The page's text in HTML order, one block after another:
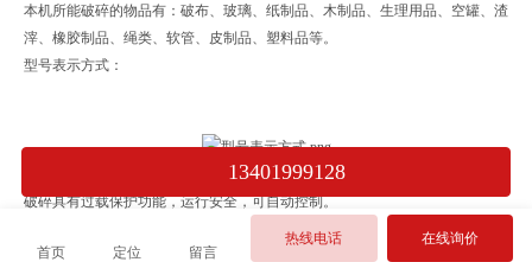
本机所能破碎的物品有：破布、玻璃、纸制品、木制品、生理用品、空罐、渣
滓、橡胶制品、绳类、软管、皮制品、塑料品等。
型号表示方式：
在水中进行破碎处理，既能保护水处理设备，又可避免臭气外泄，保护环境。
破碎具有过载保护功能，运行安全，可自动控制。
13401999128
首页 定位 留言
热线电话 在线询价